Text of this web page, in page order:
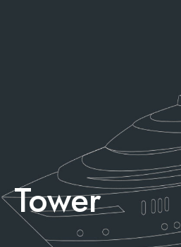
Tower